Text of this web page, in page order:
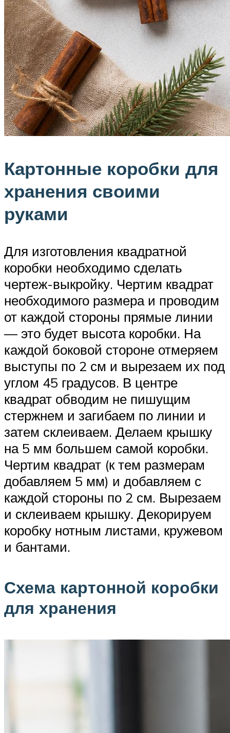
Картонные коробки для
хранения своими
руками
Для изготовления квадратной
коробки необходимо сделать
чертеж-выкройку. Чертим квадрат
необходимого размера и проводим
от каждой стороны прямые линии
— это будет высота коробки. На
каждой боковой стороне отмеряем
выступы по 2 см и вырезаем их под
углом 45 градусов. В центре
квадрат обводим не пишущим
стержнем и загибаем по линии и
затем склеиваем. Делаем крышку
на 5 мм большем самой коробки.
Чертим квадрат (к тем размерам
добавляем 5 мм) и добавляем с
каждой стороны по 2 см. Вырезаем
и склеиваем крышку. Декорируем
коробку нотным листами, кружевом
и бантами.
Схема картонной коробки
для хранения